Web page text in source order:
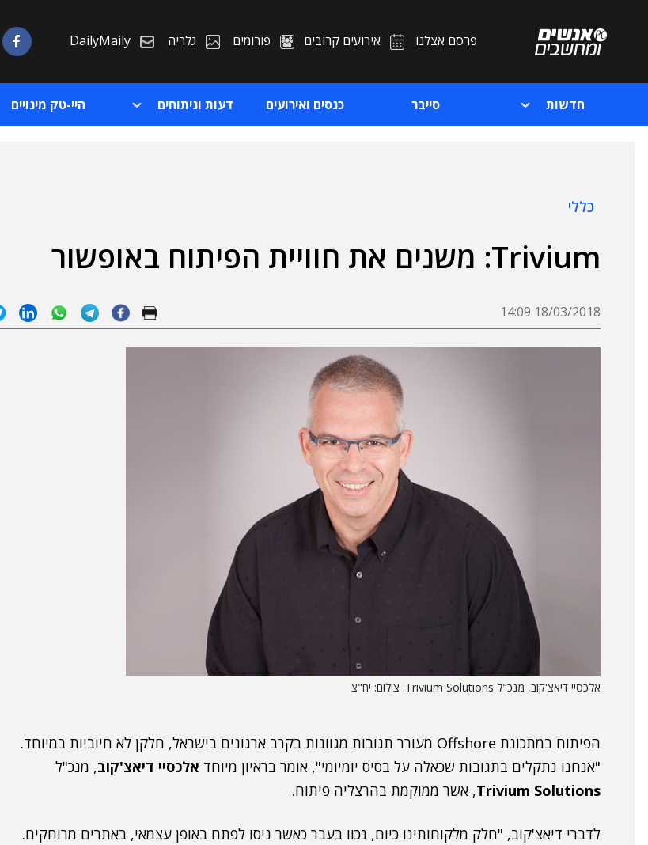
פרסם אצלנו אירועים קרובים פורומים גלריה DailyMaily
חדשות סייבר כנסים ואירועים דעות וניתוחים היי-טק מינויים
כללי
Trivium: משנים את חוויית הפיתוח באופשור
18/03/2018 14:09
אלכסיי דיאצ'קוב, מנכ"ל Trivium Solutions. צילום: יח"צ
הפיתוח במתכונת Offshore מעורר תגובות מגוונות בקרב ארגונים בישראל, חלקן לא חיוביות במיוחד.
"אנחנו נתקלים בתגובות שכאלה על בסיס יומיומי", אומר בראיון מיוחד אלכסיי דיאצ'קוב, מנכ"ל
Trivium Solutions, אשר ממוקמת בהרצליה פיתוח.
לדברי דיאצ'קוב, "חלק מלקוחותינו כיום, נכוו בעבר כאשר ניסו לפתח באופן עצמאי, באתרים מרוחקים.